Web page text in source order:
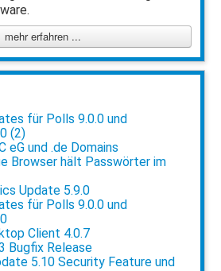
mehr erfahren ...
für Polls 9.0.0 und
(2)
eG und .de Domains
Browser hält Passwörter im
Update 5.9.0
für Polls 9.0.0 und
Client 4.0.7
Bugfix Release
5.10 Security Feature und